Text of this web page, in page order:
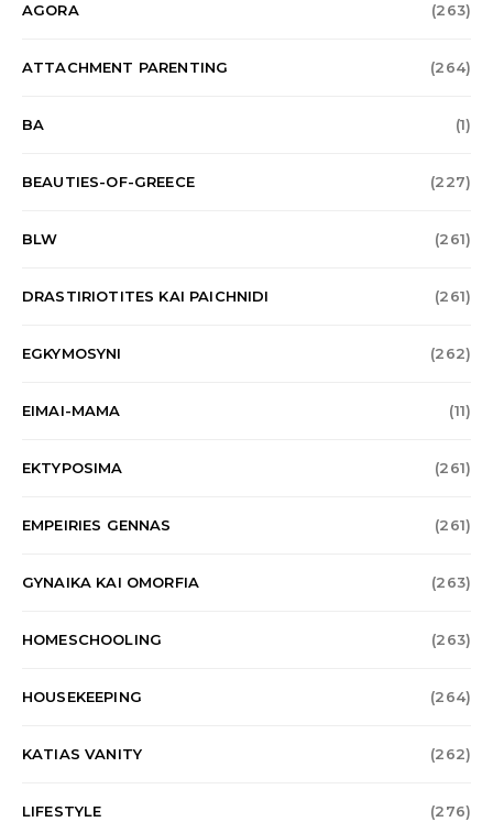
AGORA (263)
ATTACHMENT PARENTING (264)
BA (1)
BEAUTIES-OF-GREECE (227)
BLW (261)
DRASTIRIOTITES KAI PAICHNIDI (261)
EGKYMOSYNI (262)
EIMAI-MAMA (11)
EKTYPOSIMA (261)
EMPEIRIES GENNAS (261)
GYNAIKA KAI OMORFIA (263)
HOMESCHOOLING (263)
HOUSEKEEPING (264)
KATIAS VANITY (262)
LIFESTYLE (276)